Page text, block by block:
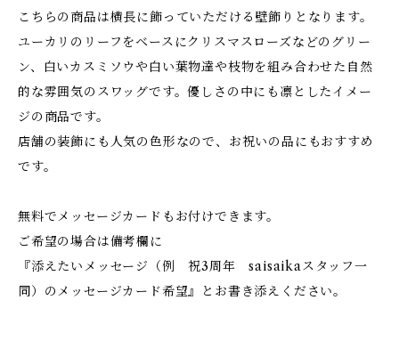
こちらの商品は横長に飾っていただける壁飾りとなります。
ユーカリのリーフをベースにクリスマスローズなどのグリー
ン、白いカスミソウや白い葉物達や枝物を組み合わせた自然
的な雰囲気のスワッグです。優しさの中にも凛としたイメー
ジの商品です。
店舗の装飾にも人気の色形なので、お祝いの品にもおすすめ
です。
無料でメッセージカードもお付けできます。
ご希望の場合は備考欄に
『添えたいメッセージ（例 祝3周年 saisaikaスタッフ一
同）のメッセージカード希望』とお書き添えください。